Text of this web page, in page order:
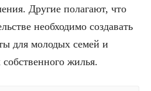
Другие полагают, что
необходимо создавать
для молодых семей и
жилья.